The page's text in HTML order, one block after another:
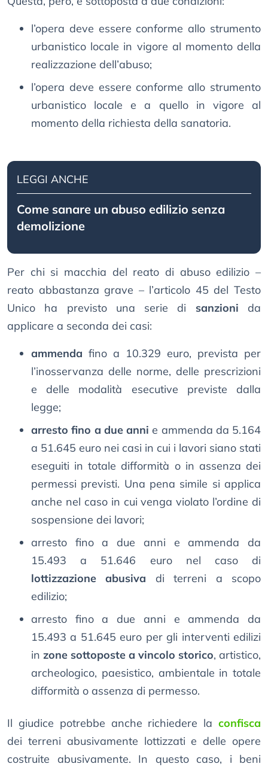
l’opera deve essere conforme allo strumento
urbanistico locale in vigore al momento della
realizzazione dell’abuso;
l’opera deve essere conforme allo strumento
urbanistico locale e a quello in vigore al
momento della richiesta della sanatoria.
LEGGI ANCHE
Come sanare un abuso edilizio senza
demolizione
Per chi si macchia del reato di abuso edilizio –
reato abbastanza grave – l’articolo 45 del Testo
Unico ha previsto una serie di sanzioni da
applicare a seconda dei casi:
ammenda fino a 10.329 euro, prevista per
l’inosservanza delle norme, delle prescrizioni
e delle modalità esecutive previste dalla
legge;
arresto fino a due anni e ammenda da 5.164
a 51.645 euro nei casi in cui i lavori siano stati
eseguiti in totale difformità o in assenza dei
permessi previsti. Una pena simile si applica
anche nel caso in cui venga violato l’ordine di
sospensione dei lavori;
arresto fino a due anni e ammenda da
15.493 a 51.646 euro nel caso di
lottizzazione abusiva di terreni a scopo
edilizio;
arresto fino a due anni e ammenda da
15.493 a 51.645 euro per gli interventi edilizi
in zone sottoposte a vincolo storico, artistico,
archeologico, paesistico, ambientale in totale
difformità o assenza di permesso.
Il giudice potrebbe anche richiedere la confisca
dei terreni abusivamente lottizzati e delle opere
costruite abusivamente. In questo caso, i beni